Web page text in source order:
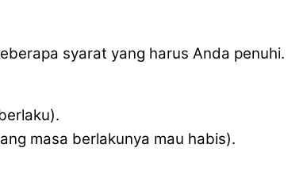
syarat yang harus Anda penuhi.
masa berlakunya mau habis).